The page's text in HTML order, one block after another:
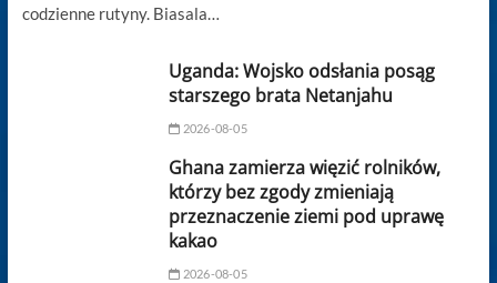
codzienne rutyny. Biasala…
Uganda: Wojsko odsłania posąg
starszego brata Netanjahu
2026-08-05
Ghana zamierza więzić rolników,
którzy bez zgody zmieniają
przeznaczenie ziemi pod uprawę
kakao
2026-08-05